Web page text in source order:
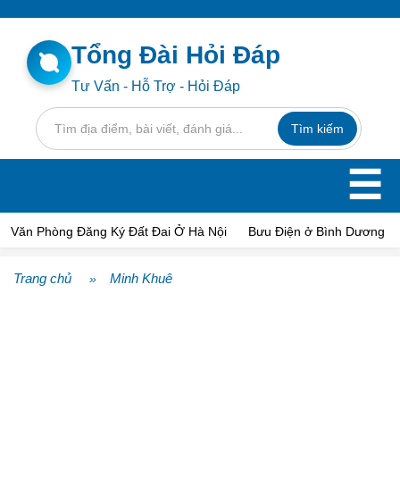
Tổng Đài Hỏi Đáp
Tư Vấn - Hỗ Trợ - Hỏi Đáp
☰
Văn Phòng Đăng Ký Đất Đai Ở Hà Nội Bưu Điện ở Bình Dương
Trang chủ » Minh Khuê